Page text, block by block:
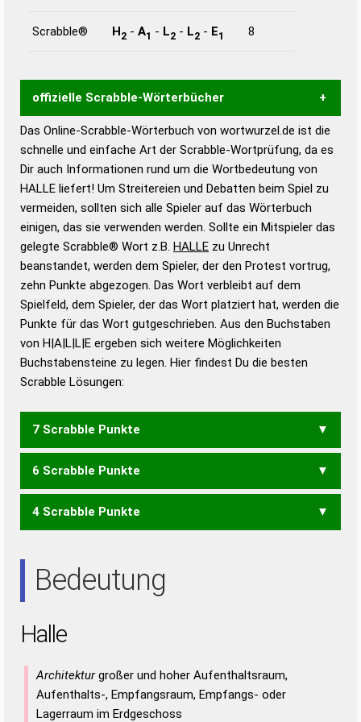
Scrabble® H2 - A1 - L2 - L2 - E1 8
offizielle Scrabble-Wörterbücher
Wortwurzel liefert mit Hilfe eines semantischen
Wortanalyse-Algorithmus gute Anhaltspunkte zu
Wortbedeutung, Worttrennung und Wortform, um die
Gültigkeit eines Wortes für das Scrabble-Spiel zu
bestimmen!
zugelassene Turnier Scrabble-
Wörterbücher sind:
Duden – Standardwerk in 12 Bänden
Duden – Richtiges und gutes
Deutsch
Duden – Die deutsche Grammatik
Duden – Deutsches
Das Online-Scrabble-Wörterbuch von wortwurzel.de ist die
schnelle und einfache Art der Scrabble-Wortprüfung, da es
Dir auch Informationen rund um die Wortbedeutung von
HALLE liefert! Um Streitereien und Debatten beim Spiel zu
vermeiden, sollten sich alle Spieler auf das Wörterbuch
einigen, das sie verwenden werden. Sollte ein Mitspieler das
gelegte Scrabble® Wort z.B. HALLE zu Unrecht
beanstandet, werden dem Spieler, der den Protest vortrug,
zehn Punkte abgezogen. Das Wort verbleibt auf dem
Spielfeld, dem Spieler, der das Wort platziert hat, werden die
Punkte für das Wort gutgeschrieben. Aus den Buchstaben
von H|A|L|L|E ergeben sich weitere Möglichkeiten
Buchstabensteine zu legen. Hier findest Du die besten
Scrabble Lösungen:
7 Scrabble Punkte
HELL
6 Scrabble Punkte
AHLE
4 Scrabble Punkte
Bedeutung
Halle
Architekturgroßer und hoher Aufenthaltsraum,
Aufenthalts-, Empfangsraum, Empfangs- oder
Lagerraum im Erdgeschoss